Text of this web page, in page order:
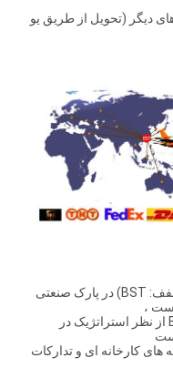
دیگر (تحویل از طریق یو
Bright Shadow Technology Co.Ltd (مخفف: BST) در پارک صنعتی
شهر هویژو ، استان گوانگدونگ در چین.BST از نظر استراتژیک در
کارخانه ای و تدارکات